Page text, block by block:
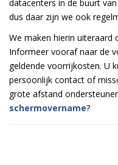
datacenters in de buurt van
dus daar zijn we ook
We maken hierin uiteraard
Informeer vooraf naar de
geldende voorrijkosten. U
persoonlijk contact of
grote afstand
schermovername?